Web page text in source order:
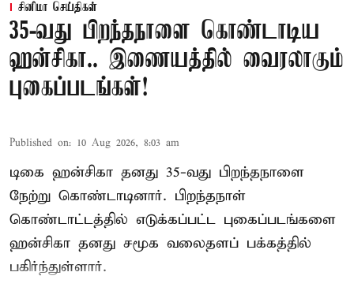
சினிமா செய்திகள்
35-வது பிறந்தநாளை கொண்டாடிய
ஹன்சிகா.. இணையத்தில் வைரலாகும்
புகைப்படங்கள்!
Published on: 10 Aug 2026, 8:03 am
டிகை ஹன்சிகா தனது 35-வது பிறந்தநாளை
நேற்று கொண்டாடினார். பிறந்தநாள்
கொண்டாட்டத்தில் எடுக்கப்பட்ட புகைப்படங்களை
ஹன்சிகா தனது சமூக வலைதளப் பக்கத்தில்
பகிர்ந்துள்ளார்.